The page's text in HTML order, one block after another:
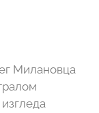
Милановца